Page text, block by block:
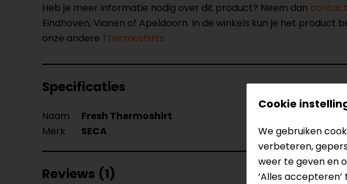
Heb je meer informatie nodig over dit product? Neem dan contact
Eindhoven, Vianen of Apeldoorn. In de winkels kun je het
onze andere Thermoshirts.
Specificaties
Naam Fresh Thermoshirt
Merk
SECA
Reviews (1)
Cookie
We gebruiken
verbeteren,
weer te geven en
‘Alles